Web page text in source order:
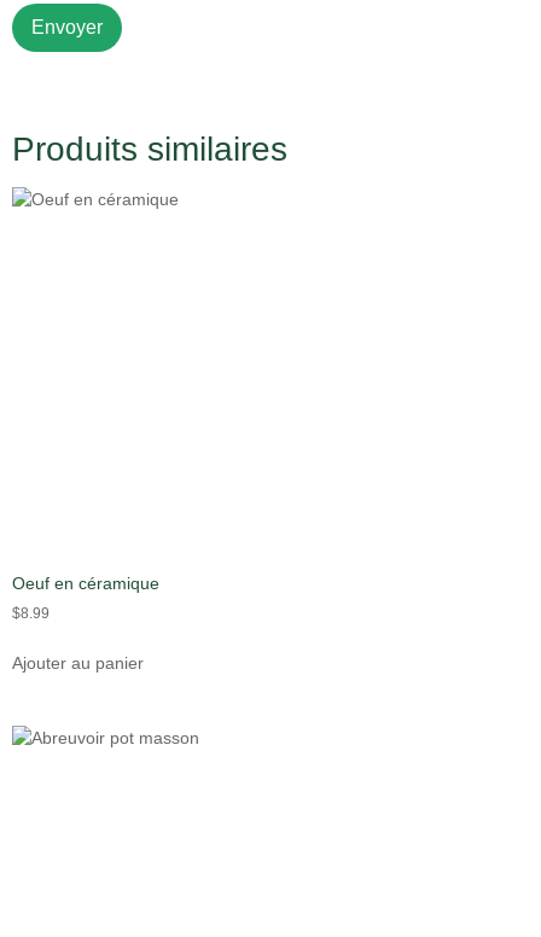
Produits similaires
Oeuf en céramique
$8.99
Ajouter au panier